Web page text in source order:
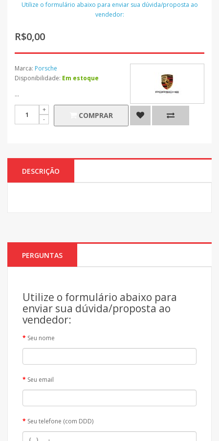
Utilize o formulário abaixo para enviar sua dúvida/proposta ao
vendedor:
R$0,00
Marca: Porsche
Disponibilidade: Em estoque
...
COMPRAR
DESCRIÇÃO
PERGUNTAS
Utilize o formulário abaixo para
enviar sua dúvida/proposta ao
vendedor:
Seu nome
Seu email
Seu telefone (com DDD)